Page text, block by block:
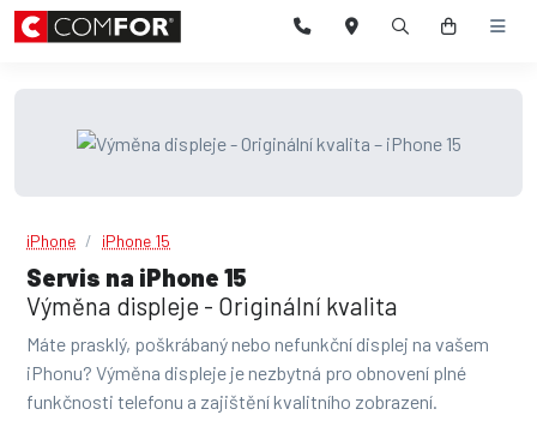
iPhone iPhone 15
Servis na iPhone 15
Výměna displeje - Originální kvalita
Máte prasklý, poškrábaný nebo nefunkční displej na vašem
iPhonu? Výměna displeje je nezbytná pro obnovení plné
funkčnosti telefonu a zajištění kvalitního zobrazení.